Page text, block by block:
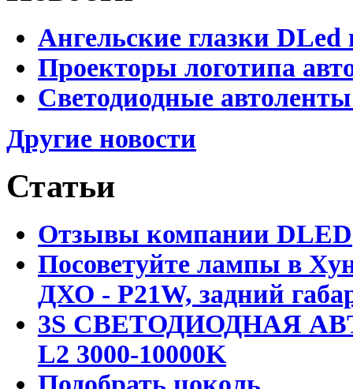
Ангельские глазки DLed
Проекторы логотипа
Светодиодные
Другие новости
Статьи
Отзывы компании DLED
Посоветуйте лампы в
ДХО - P21W, задний
3S СВЕТОДИОДНАЯ
L2 3000-10000K